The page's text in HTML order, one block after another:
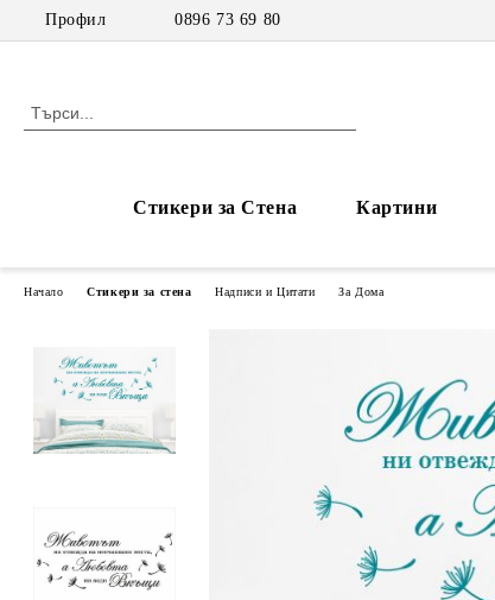
Профил 0896 73 69 80
Стикери за Стена Картини
Начало Стикери за стена Надписи и Цитати За Дома